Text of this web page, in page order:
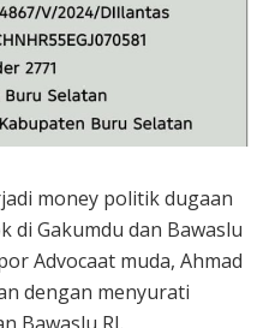
money politik dugaan
di Gakumdu dan Bawaslu
Advocaat muda, Ahmad
dengan menyurati
Bawaslu RI.